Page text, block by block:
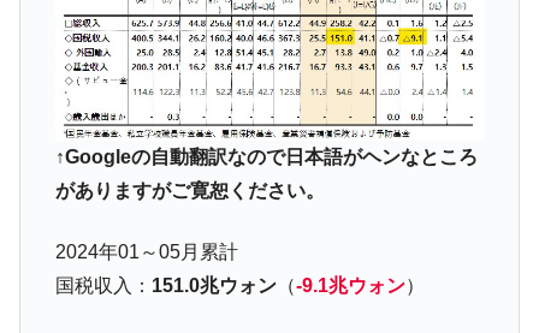
『Money1』
韓国･帰ってきた李在明。李在明を支持しな
い「50.5％」に上昇
『Money1』
韓国大統領府ボンクラ政策室長が告発され
た ⇒ 国家が行った恐るべき株価操作であり、空前の国政壟
『Money1』
韓国･警察職員が「丸刈りになって抗議活
『Money1』
中国だけが鉄鋼輸出を異常増加させる ⇒ 中
国の過剰生産が世界を蝕む。
↑Googleの自動翻訳なので日本語がヘンなところ
がありますがご寛恕ください。
2024年01～05月累計
国税収入： 151.0兆ウォン（-9.1兆ウォン）